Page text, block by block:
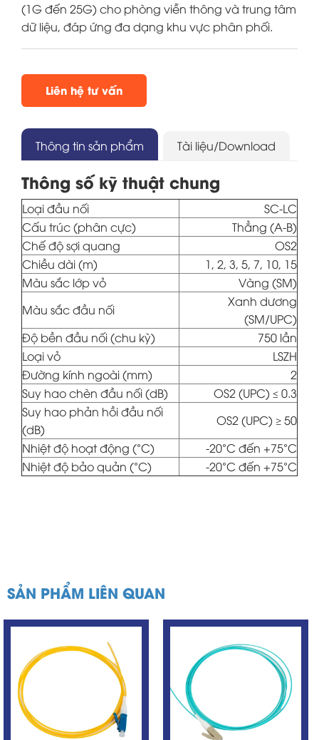
(1G đến 25G) cho phòng viễn thông và trung tâm
dữ liệu, đáp ứng đa dạng khu vực phân phối.
Liên hệ tư vấn
Thông tin sản phẩm Tài liệu/Download
Thông số kỹ thuật chung
Loại đầu nối
SC-LC
Cấu trúc (phân cực)
Thẳng (A-B)
Chế độ sợi quang
OS2
Chiều dài (m)
1, 2, 3, 5, 7, 10, 15
Màu sắc lớp vỏ
Vàng (SM)
Màu sắc đầu nối
Xanh dương
(SM/UPC)
Độ bền đầu nối (chu kỳ)
750 lần
Loại vỏ
LSZH
Đường kính ngoài (mm)
2
Suy hao chèn đầu nối (dB)
OS2 (UPC) ≤ 0.3
Suy hao phản hồi đầu nối
(dB)
OS2 (UPC) ≥ 50
Nhiệt độ hoạt động (°C)
-20°C đến +75°C
Nhiệt độ bảo quản (°C)
-20°C đến +75°C
SẢN PHẨM LIÊN QUAN